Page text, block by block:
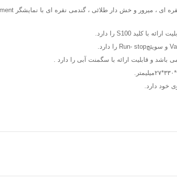
و قابلیت ارائه با سگمنت آبی را دارد .
خود دارد.